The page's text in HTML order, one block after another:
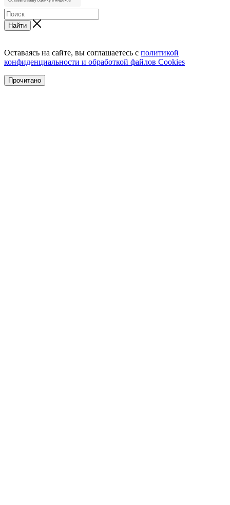
Найти
Оставаясь на сайте, вы соглашаетесь с политикой
конфиденциальности и обработкой файлов Cookies
Прочитано